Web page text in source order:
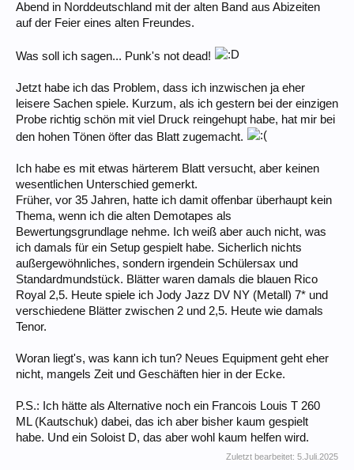
Abend in Norddeutschland mit der alten Band aus Abizeiten
auf der Feier eines alten Freundes.
Was soll ich sagen... Punk's not dead!
Jetzt habe ich das Problem, dass ich inzwischen ja eher
leisere Sachen spiele. Kurzum, als ich gestern bei der einzigen
Probe richtig schön mit viel Druck reingehupt habe, hat mir bei
den hohen Tönen öfter das Blatt zugemacht.
Ich habe es mit etwas härterem Blatt versucht, aber keinen
wesentlichen Unterschied gemerkt.
Früher, vor 35 Jahren, hatte ich damit offenbar überhaupt kein
Thema, wenn ich die alten Demotapes als
Bewertungsgrundlage nehme. Ich weiß aber auch nicht, was
ich damals für ein Setup gespielt habe. Sicherlich nichts
außergewöhnliches, sondern irgendein Schülersax und
Standardmundstück. Blätter waren damals die blauen Rico
Royal 2,5. Heute spiele ich Jody Jazz DV NY (Metall) 7* und
verschiedene Blätter zwischen 2 und 2,5. Heute wie damals
Tenor.
Woran liegt's, was kann ich tun? Neues Equipment geht eher
nicht, mangels Zeit und Geschäften hier in der Ecke.
P.S.: Ich hätte als Alternative noch ein Francois Louis T 260
ML (Kautschuk) dabei, das ich aber bisher kaum gespielt
habe. Und ein Soloist D, das aber wohl kaum helfen wird.
Zuletzt bearbeitet: 5.Juli.2025